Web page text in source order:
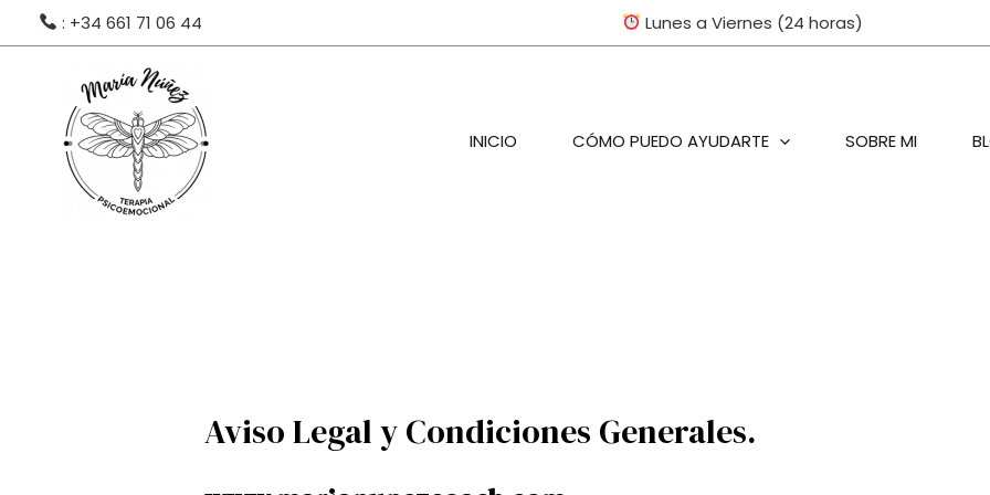
al
: +34 661 71 06 44 Lunes a Viernes (24 horas)
INICIO CÓMO PUEDO AYUDARTE SOBRE MI
Aviso Legal y Condiciones Generales.